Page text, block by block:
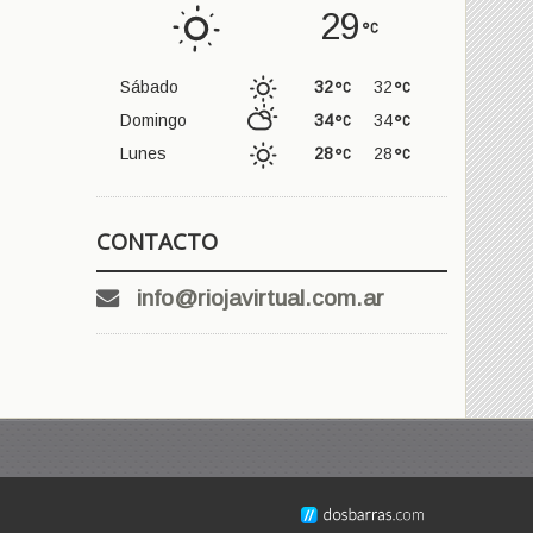
29
Sábado 32
32
Domingo
34
34
Lunes
28
28
CONTACTO
info@riojavirtual.com.ar